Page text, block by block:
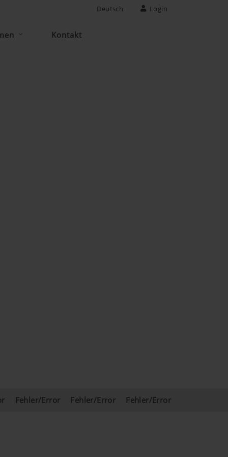
Deutsch Login
Kontakt
Fehler/Error Fehler/Error Fehler/Error